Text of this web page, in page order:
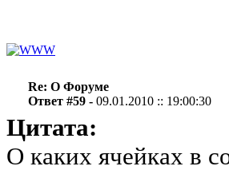
Re: О Форуме
Ответ #59 -09.01.2010 :: 19:00:30
Цитата:
О каких ячейках в